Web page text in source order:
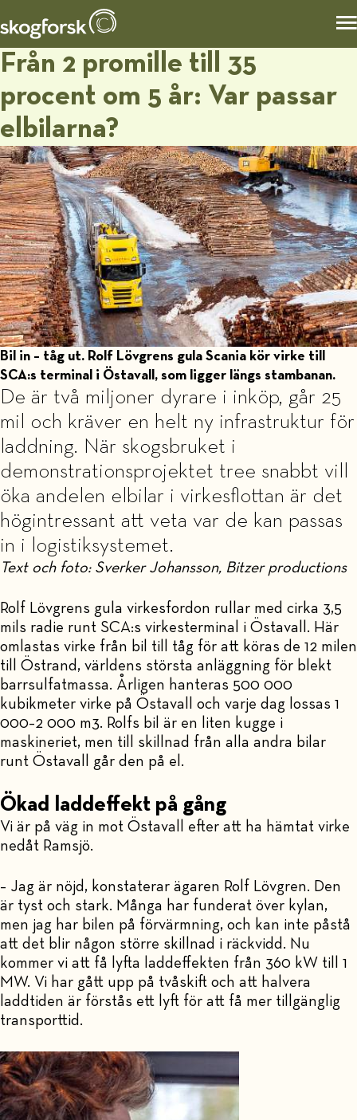
Från 2 promille till 35
procent om 5 år: Var passar
elbilarna?
Bil in – tåg ut. Rolf Lövgrens gula Scania kör virke till
SCA:s terminal i Östavall, som ligger längs stambanan.
De är två miljoner dyrare i inköp, går 25
mil och kräver en helt ny infrastruktur för
laddning. När skogsbruket i
demonstrationsprojektet tree snabbt vill
öka andelen elbilar i virkesflottan är det
högintressant att veta var de kan passas
in i logistiksystemet.
Text och foto: Sverker Johansson, Bitzer productions
Rolf Lövgrens gula virkesfordon rullar med cirka 3,5
mils radie runt SCA:s virkesterminal i Östavall. Här
omlastas virke från bil till tåg för att köras de 12 milen
till Östrand, världens största anläggning för blekt
barrsulfatmassa. Årligen hanteras 500 000
kubikmeter virke på Östavall och varje dag lossas 1
000–2 000 m3. Rolfs bil är en liten kugge i
maskineriet, men till skillnad från alla andra bilar
runt Östavall går den på el.
Ökad laddeffekt på gång
Vi är på väg in mot Östavall efter att ha hämtat virke
nedåt Ramsjö.
– Jag är nöjd, konstaterar ägaren Rolf Lövgren. Den
är tyst och stark. Många har funderat över kylan,
men jag har bilen på förvärmning, och kan inte påstå
att det blir någon större skillnad i räckvidd. Nu
kommer vi att få lyfta laddeffekten från 360 kW till 1
MW. Vi har gått upp på tvåskift och att halvera
laddtiden är förstås ett lyft för att få mer tillgänglig
transporttid.